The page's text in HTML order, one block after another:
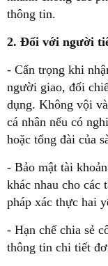
thông tin.
2. Đối với người
- Cẩn trọng khi
người giao, đối
dụng. Không vội
cá nhân nếu có
hoặc tổng đài của
- Bảo mật tài
khác nhau cho các
pháp xác thực hai
- Hạn chế chia sẻ
thông tin chi tiết